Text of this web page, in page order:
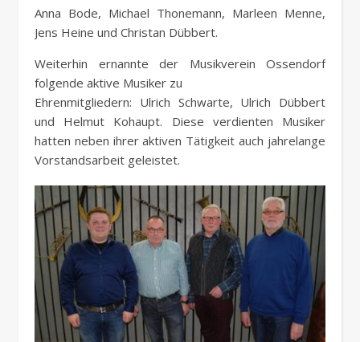
Anna Bode, Michael Thonemann, Marleen Menne,
Jens Heine und Christan Dübbert.
Weiterhin ernannte der Musikverein Ossendorf
folgende aktive Musiker zu
Ehrenmitgliedern: Ulrich Schwarte, Ulrich Dübbert
und Helmut Kohaupt. Diese verdienten Musiker
hatten neben ihrer aktiven Tätigkeit auch jahrelange
Vorstandsarbeit geleistet.